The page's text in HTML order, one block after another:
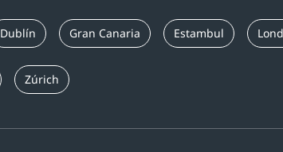
Dublín Gran Canaria Estambul
Zúrich